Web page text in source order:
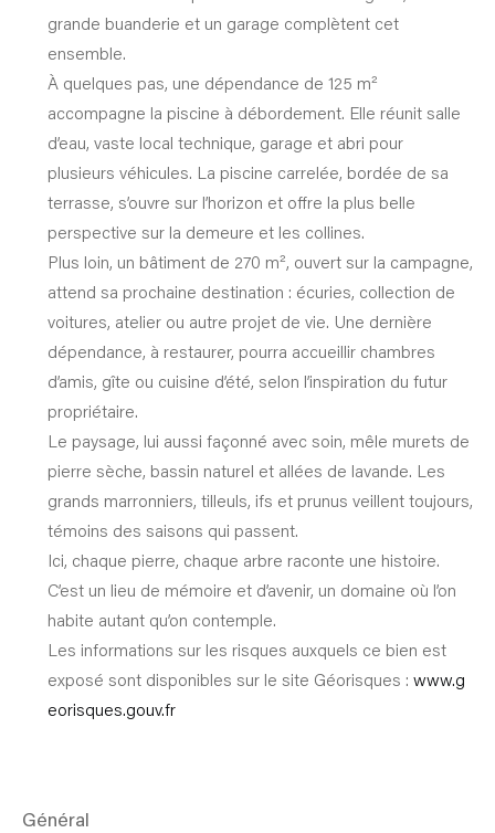
grande buanderie et un garage complètent cet
ensemble.
À quelques pas, une dépendance de 125 m²
accompagne la piscine à débordement. Elle réunit salle
d’eau, vaste local technique, garage et abri pour
plusieurs véhicules. La piscine carrelée, bordée de sa
terrasse, s’ouvre sur l’horizon et offre la plus belle
perspective sur la demeure et les collines.
Plus loin, un bâtiment de 270 m², ouvert sur la campagne,
attend sa prochaine destination : écuries, collection de
voitures, atelier ou autre projet de vie. Une dernière
dépendance, à restaurer, pourra accueillir chambres
d’amis, gîte ou cuisine d’été, selon l’inspiration du futur
propriétaire.
Le paysage, lui aussi façonné avec soin, mêle murets de
pierre sèche, bassin naturel et allées de lavande. Les
grands marronniers, tilleuls, ifs et prunus veillent toujours,
témoins des saisons qui passent.
Ici, chaque pierre, chaque arbre raconte une histoire.
C’est un lieu de mémoire et d’avenir, un domaine où l’on
habite autant qu’on contemple.
Les informations sur les risques auxquels ce bien est
exposé sont disponibles sur le site Géorisques : www.g
eorisques.gouv.fr
général